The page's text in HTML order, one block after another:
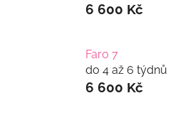
6 600 Kč
Faro 7
do 4 až 6 týdnů
6 600 Kč